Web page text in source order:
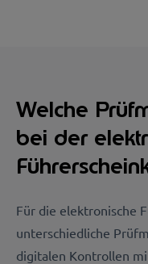
Welche
bei der
Für die elektronische
unterschiedliche
digitalen Kontrollen